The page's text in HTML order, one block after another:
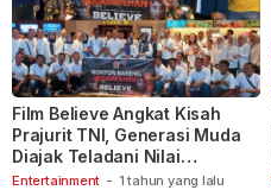
Entertainment - 1 tahun yang lalu
Film Believe Angkat Kisah
Prajurit TNI, Generasi Muda
Diajak Teladani Nilai
Keberanian